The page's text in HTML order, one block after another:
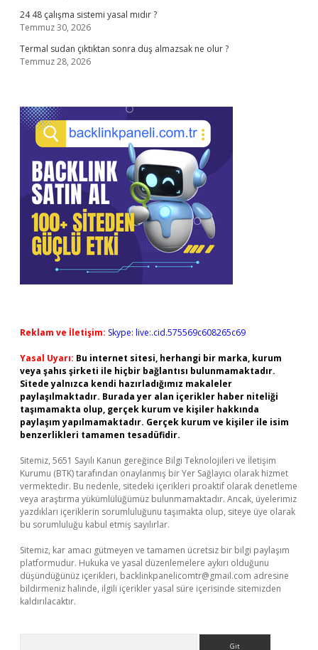
24 48 çalışma sistemi yasal mıdır ?
Temmuz 30, 2026
Termal sudan çıktıktan sonra duş almazsak ne olur ?
Temmuz 28, 2026
Reklam ve İletişim: Skype: live:.cid.575569c608265c69
Yasal Uyarı: Bu internet sitesi, herhangi bir marka, kurum
veya şahıs şirketi ile hiçbir bağlantısı bulunmamaktadır.
Sitede yalnızca kendi hazırladığımız makaleler
paylaşılmaktadır. Burada yer alan içerikler haber niteliği
taşımamakta olup, gerçek kurum ve kişiler hakkında
paylaşım yapılmamaktadır. Gerçek kurum ve kişiler ile isim
benzerlikleri tamamen tesadüfidir.
Sitemiz, 5651 Sayılı Kanun gereğince Bilgi Teknolojileri ve İletişim
Kurumu (BTK) tarafından onaylanmış bir Yer Sağlayıcı olarak hizmet
vermektedir. Bu nedenle, sitedeki içerikleri proaktif olarak denetleme
veya araştırma yükümlülüğümüz bulunmamaktadır. Ancak, üyelerimiz
yazdıkları içeriklerin sorumluluğunu taşımakta olup, siteye üye olarak
bu sorumluluğu kabul etmiş sayılırlar.
Sitemiz, kar amacı gütmeyen ve tamamen ücretsiz bir bilgi paylaşım
platformudur. Hukuka ve yasal düzenlemelere aykırı olduğunu
düşündüğünüz içerikleri, backlinkpanelicomtr@gmail.com adresine
bildirmeniz halinde, ilgili içerikler yasal süre içerisinde sitemizden
kaldırılacaktır.